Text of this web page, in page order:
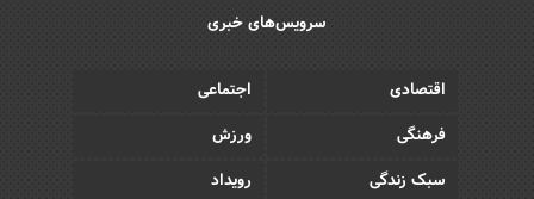
سرویس‌های خبری
اقتصادی
اجتماعی
فرهنگی
ورزش
سبک زندگی
رویداد